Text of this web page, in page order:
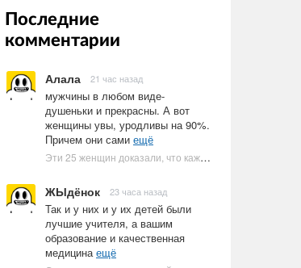
Последние
комментарии
Алала 21 час назад
мужчины в любом виде-
душеньки и прекрасны. А вот
женщины увы, уродливы на 90%.
Причем они сами ещё
Эти 25 женщин доказали, что каждое тело имеет право быть в бикини
ЖЫдёнок 23 часа назад
Так и у них и у их детей были
лучшие учителя, а вашим
образование и качественная
медицинаещё